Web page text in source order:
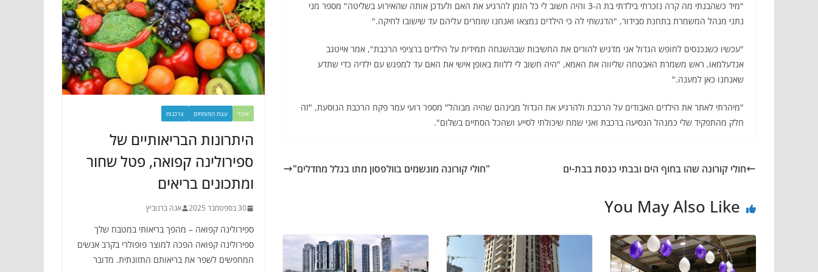
"מיד כשהבנתי מה קרה נזכרתי בילדתי בת ה-3 והיה חשוב לי כל הזמן להרגיע את האם ולעדכן אותה שהאירוע בשליטה" מספר מני
נתני מנהל המשמרת בתחנת סבידור, "הדגשתי לה כי הילדים נמצאו ואנחנו שומרים עליהם עד שישובו לחיקה."
"עכשיו כשנכנסים לחופש הגדול אני מדגיש להורים את החשיבות שבהשגחה תמידית על הילדים ברציפי הרכבת", אמר אייטגב
אנדעלמאו, ראש משמרת האבטחה שליווה את האמא, "היה חשוב לי ללוות באופן אישי את האם עד למפגש עם ילדיה כדי שתדע
שאנחנו כאן למענה."
"מיהרתי לאתר את הילדים האבודים על הרכבת ולהרגיע את הגדול מבינהם שהיה מבוהל" מספר רועי עמר פקח הרכבת הנוסעת, "זה
חלק מהתפקיד שלי כמנהל הנסיעה ברכבת ואני שמח שיכולתי לסייע ושהכל הסתיים בשלום".
חולי קורונה שהו בחוף הים ובבתי כנסת בבת-ים "חולי קורונה מונשמים בוולפסון מתו בגלל מחדלים"
You May Also Like
אוכל עצת המומחים צרכנות
היתרונות הבריאותיים של
ספירולינה קפואה, פטל שחור
ומתכונים בריאים
30 בספטמבר 2025 אנה ברנוביץ
ספירולינה קפואה – מהפך בריאותי במטבח שלך
ספירולינה קפואה הפכה למוצר פופולרי בקרב אנשים
המחפשים לשפר את בריאותם התזונתית. מדובר